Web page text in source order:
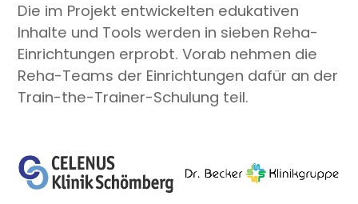
Die im Projekt entwickelten edukativen
Inhalte und Tools werden in sieben Reha-
Einrichtungen erprobt. Vorab nehmen die
Reha-Teams der Einrichtungen dafür an der
Train-the-Trainer-Schulung teil.